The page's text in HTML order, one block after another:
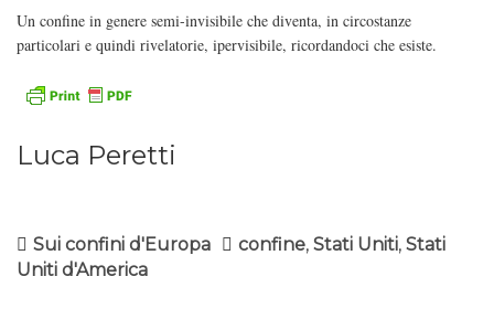
Un confine in genere semi-invisibile che diventa, in circostanze
particolari e quindi rivelatorie, ipervisibile, ricordandoci che esiste.
Luca Peretti
Sui confini d'Europa confine, Stati Uniti, Stati
Uniti d'America